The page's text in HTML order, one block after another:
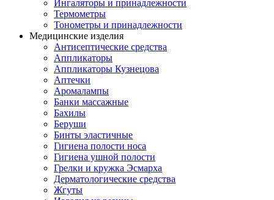
Ингаляторы и принадлежности
Термометры
Тонометры и принадлежности
Медицинские изделия
Антисептические средства
Аппликаторы
Аппликаторы Кузнецова
Аптечки
Аромалампы
Банки массажные
Бахилы
Беруши
Бинты эластичные
Гигиена полости носа
Гигиена ушной полости
Грелки и кружка Эсмарха
Дерматологические средства
Жгуты